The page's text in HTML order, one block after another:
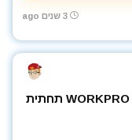
3 שנים ago
תיק כלי עבודה 15" WORKPRO תחתית